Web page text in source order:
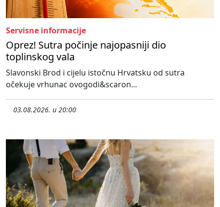
Servisne informacije
Oprez! Sutra počinje najopasniji dio
toplinskog vala
Slavonski Brod i cijelu istočnu Hrvatsku od sutra
očekuje vrhunac ovogodi&scaron...
03.08.2026. u 20:00